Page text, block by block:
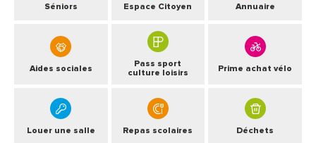
Séniors Espace Citoyen Annuaire
Aides sociales
Pass sport
culture loisirs
Prime achat vélo
Louer une salle Repas scolaires Déchets